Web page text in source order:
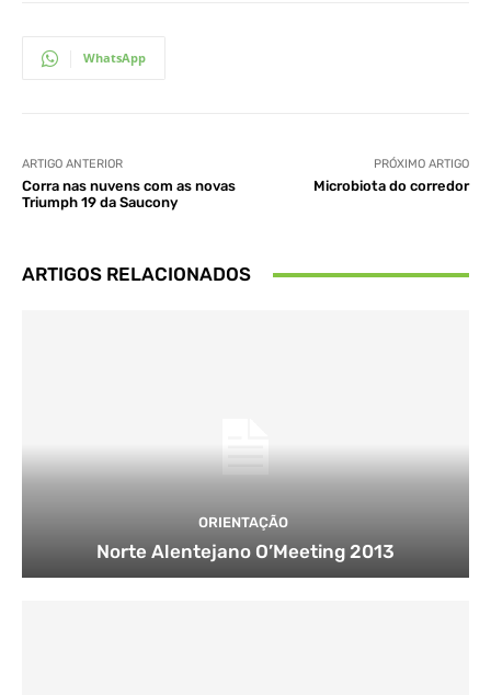
WhatsApp
ARTIGO ANTERIOR
Corra nas nuvens com as novas
Triumph 19 da Saucony
PRÓXIMO ARTIGO
Microbiota do corredor
ARTIGOS RELACIONADOS
ORIENTAÇÃO
Norte Alentejano O’Meeting 2013